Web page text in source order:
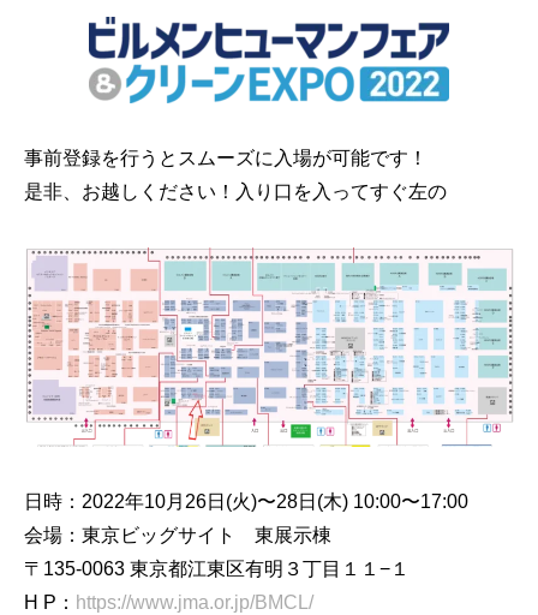
事前登録を行うとスムーズに入場が可能です！
是非、お越しください！入り口を入ってすぐ左の
日時：2022年10月26日(火)〜28日(木) 10:00〜17:00
会場：東京ビッグサイト 東展示棟
〒135-0063 東京都江東区有明３丁目１１−１
H P： https://www.jma.or.jp/BMCL/